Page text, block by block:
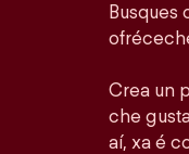
Busques
Crea un
che
aí, xa é